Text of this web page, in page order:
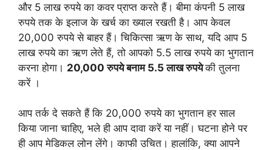
और 5 लाख रुपये का कवर प्राप्त करते हैं। बीमा कंपनी 5 लाख
रुपये तक के इलाज के खर्च का ख्याल रखती है। आप केवल
20,000 रुपये से बाहर हैं। चिकित्सा ऋण के साथ, यदि आप 5
लाख रुपये का ऋण लेते हैं, तो आपको 5.5 लाख रुपये का भुगतान
करना होगा। 20,000 रुपये बनाम 5.5 लाख रुपयेकी तुलना
करें ।
आप तर्क दे सकते हैं कि 20,000 रुपये का भुगतान हर साल
किया जाना चाहिए, भले ही आप दावा करें या नहीं। घटना होने पर
ही आप मेडिकल लोन लेंगे। काफी उचित। हालांकि, क्या आपने